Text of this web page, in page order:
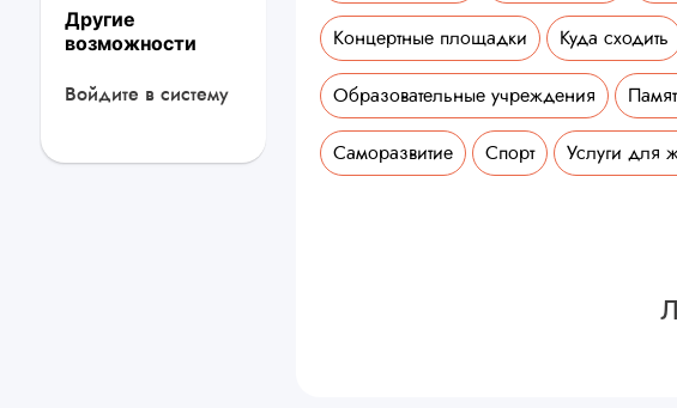
Другие
возможности
Войдите в систему
Концертные площадки Куда сходить
Образовательные учреждения
Саморазвитие Спорт Услуги для